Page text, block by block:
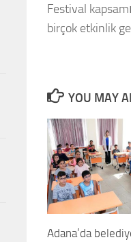
Festival
birçok etkinlik
YOU MAY
Adana’da